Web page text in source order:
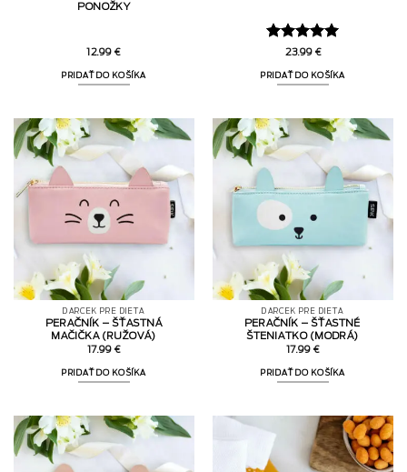
PONOŽKY
12.99 €
PRIDAŤ DO KOŠÍKA
Hodnotenie
z 5
23.99 €
PRIDAŤ DO KOŠÍKA
DARČEK PRE DIEŤA
PERAČNÍK – ŠŤASTNÁ
MAČIČKA (RUŽOVÁ)
17.99 €
PRIDAŤ DO KOŠÍKA
DARČEK PRE DIEŤA
PERAČNÍK – ŠŤASTNÉ
ŠTENIATKO (MODRÁ)
17.99 €
PRIDAŤ DO KOŠÍKA